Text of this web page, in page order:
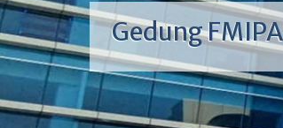
Gedung